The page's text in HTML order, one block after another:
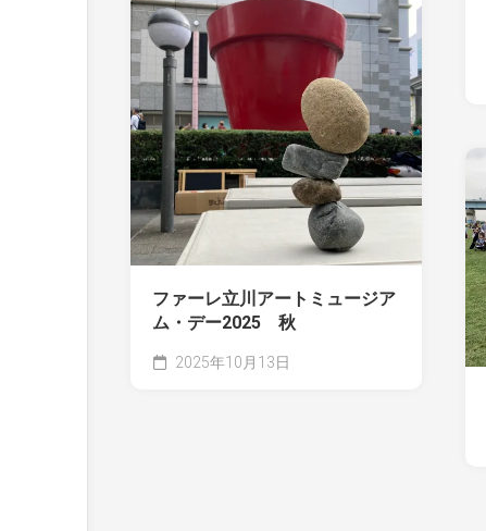
ファーレ立川アートミュージア
ム・デー2025 秋
2025年10月13日